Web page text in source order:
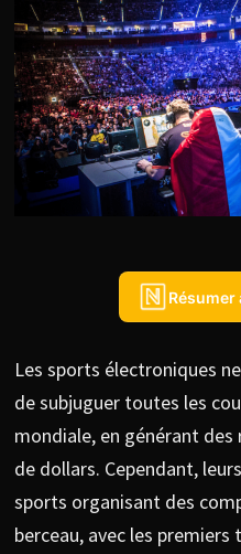
Résumer
Les sports électroniques
de subjuguer toutes les
mondiale, en générant des
de dollars. Cependant,
sports organisant des
berceau, avec les